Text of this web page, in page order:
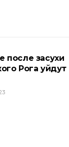
после засухи
Рога уйдут